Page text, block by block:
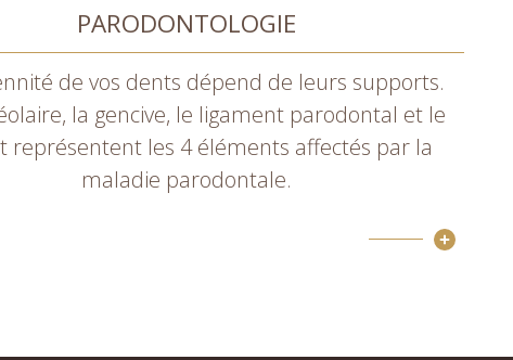
PARODONTOLOGIE
de vos dents dépend de leurs supports.
la gencive, le ligament parodontal et le
représentent les 4 éléments affectés par la
maladie parodontale.